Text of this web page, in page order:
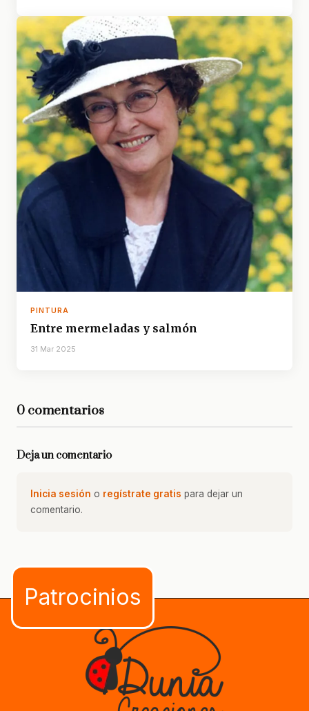
PINTURA
Entre mermeladas y salmón
31 Mar 2025
0 comentarios
Deja un comentario
Inicia sesión o regístrate gratis para dejar un
comentario.